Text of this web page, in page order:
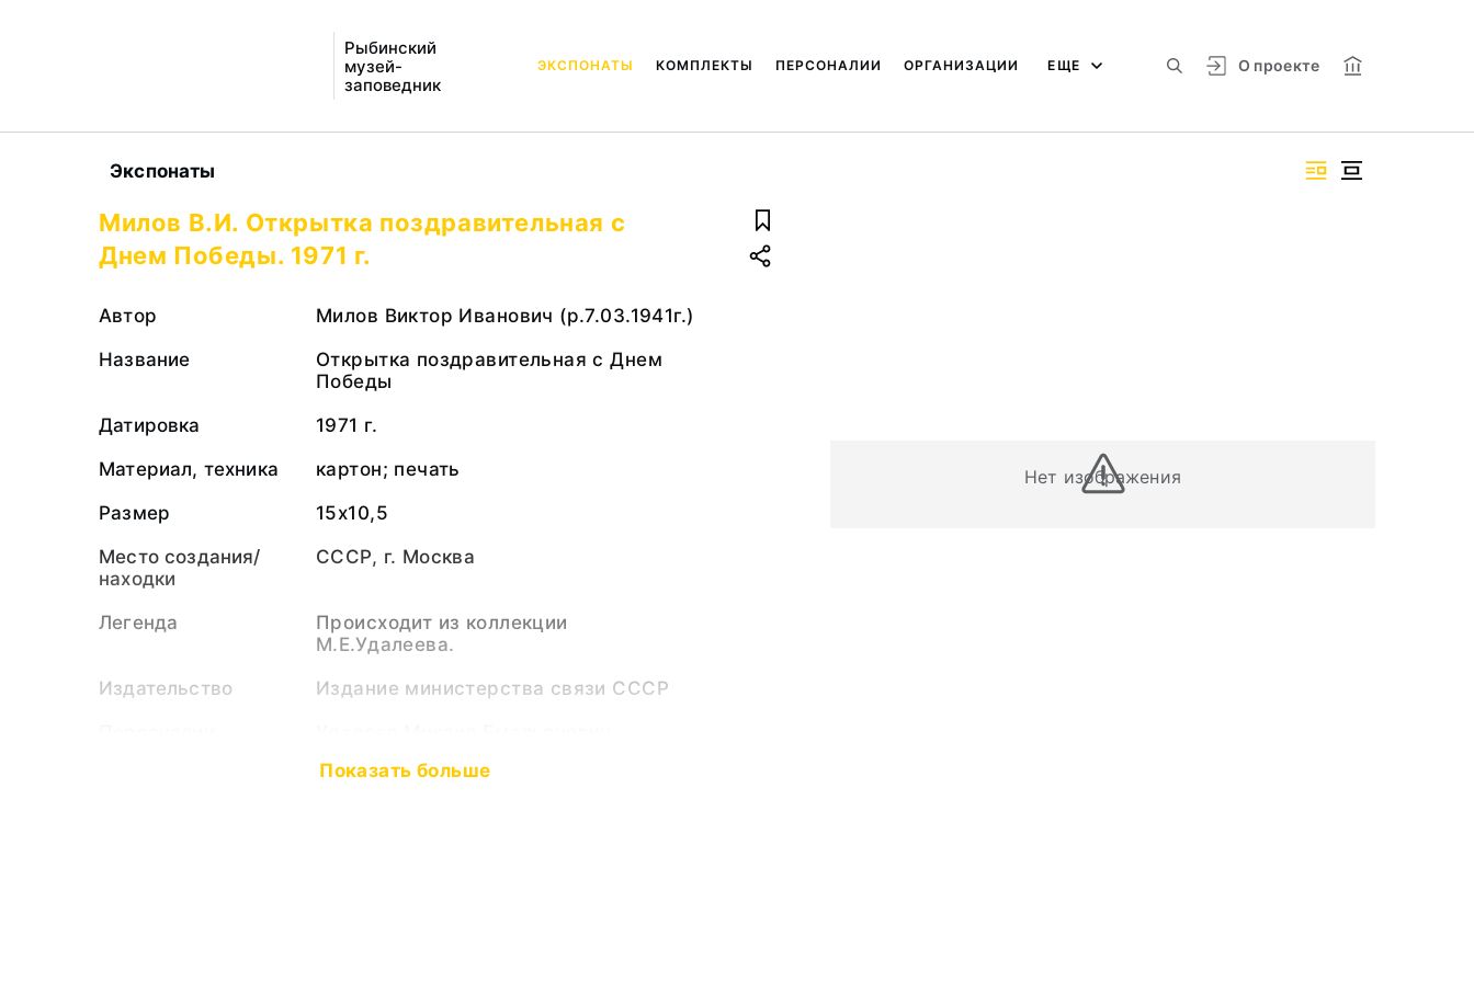
Рыбинский
музей-
заповедник
О проекте
ЭКСПОНАТЫ КОМПЛЕКТЫ ПЕРСОНАЛИИ ОРГАНИЗАЦИИ ЕЩЕ
Экспонаты
Нет изображения
Милов В.И. Открытка поздравительная с
Днем Победы. 1971 г.
Автор
Милов Виктор Иванович (р.7.03.1941г.)
Название
Открытка поздравительная с Днем
Победы
Датировка
1971 г.
Материал, техника
картон; печать
Размер
15х10,5
Место создания/
находки
СССР, г. Москва
Легенда
Происходит из коллекции
М.Е.Удалеева.
Издательство
Издание министерства связи СССР
Показать больше